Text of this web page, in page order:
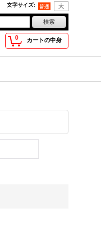
文字サイズ:
0 カートの中身